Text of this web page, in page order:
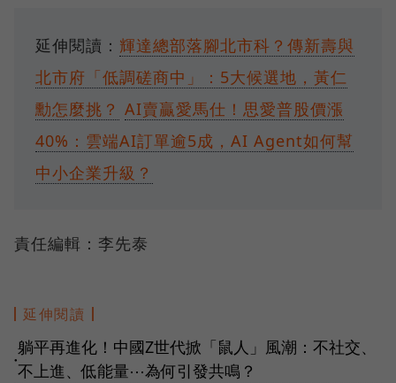
延伸閱讀： 輝達總部落腳北市科？傳新壽與
北市府「低調磋商中」：5大候選地，黃仁
勳怎麼挑？ AI賣贏愛馬仕！思愛普股價漲
40%：雲端AI訂單逾5成，AI Agent如何幫
中小企業升級？
責任編輯：李先泰
延伸閱讀
●
躺平再進化！中國Z世代掀「鼠人」風潮：不社交、
不上進、低能量⋯為何引發共鳴？